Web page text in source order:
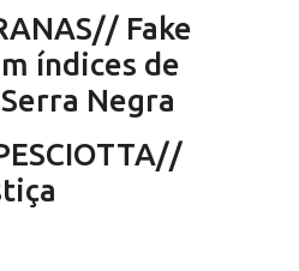
Fake
índices de
Negra
NEGRA VACINAÇÃO SERRA NEGRA